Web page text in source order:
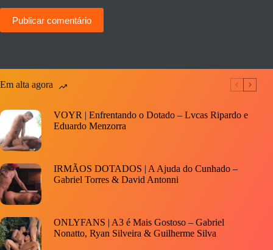
Publicar comentário
Em alta agora
VOYR | Enfrentando o Dotado – Lvcas Ripardo e
Eduardo Menzorra
IRMÃOS DOTADOS | A Ajuda do Cunhado –
Gabriel Torres & David Antonni
ONLYFANS | A3 é Mais Gostoso – Gabriel
Nonatto, Ryan Silveira & Guilherme Silva